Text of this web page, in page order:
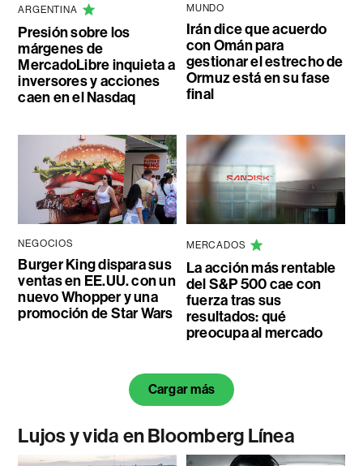
ARGENTINA
Presión sobre los
márgenes de
MercadoLibre inquieta a
inversores y acciones
caen en el Nasdaq
MUNDO
Irán dice que acuerdo
con Omán para
gestionar el estrecho de
Ormuz está en su fase
final
NEGOCIOS
Burger King dispara sus
ventas en EE.UU. con un
nuevo Whopper y una
promoción de Star Wars
MERCADOS
La acción más rentable
del S&P 500 cae con
fuerza tras sus
resultados: qué
preocupa al mercado
Cargar más
Lujos y vida en Bloomberg Línea